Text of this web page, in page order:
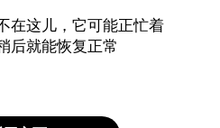
在这儿，它可能正忙着
后就能恢复正常